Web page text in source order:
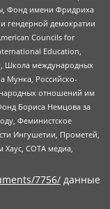
Фонд имени Фридриха
гендерной демократии
Councils for
Education,
Школа международных
Мунка, Российско-
отношений им
Бориса Немцова за
Феминистское
Ингушетии, Прометей,
Хаус, СОТА медиа,
7756/ данные